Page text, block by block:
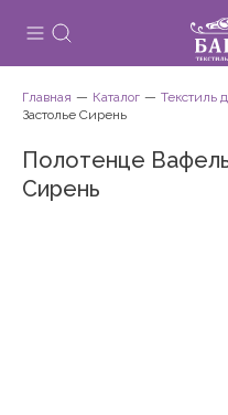
Главная Каталог Текстиль
Застолье Сирень
Полотенце
Сирень